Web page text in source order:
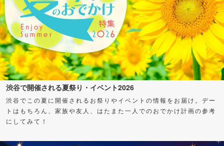
渋谷で開催される夏祭り・イベント2026
渋谷でこの夏に開催されるお祭りやイベントの情報をお届け。デー
トはもちろん、家族や友人、はたまた一人でのおでかけ計画の参考
にしてみて！